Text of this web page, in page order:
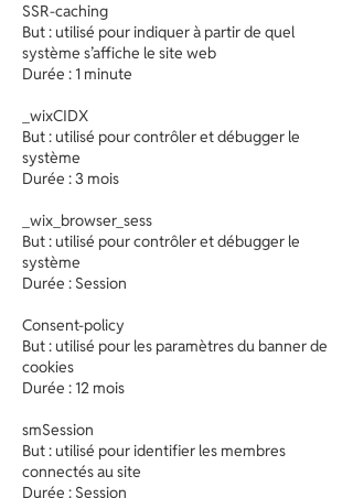
SSR-caching
But : utilisé pour indiquer à partir de quel
système s’affiche le site web
Durée : 1 minute
_wixCIDX
But : utilisé pour contrôler et débugger le
système
Durée : 3 mois
_wix_browser_sess
But : utilisé pour contrôler et débugger le
système
Durée : Session
Consent-policy
But : utilisé pour les paramètres du banner de
cookies
Durée : 12 mois
smSession
But : utilisé pour identifier les membres
connectés au site
Durée : Session